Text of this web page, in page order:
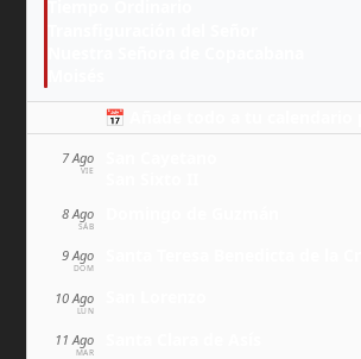
📅 Añade todo a tu calendario
7 Ago
VIE
8 Ago
SÁB
9 Ago
DOM
10 Ago
LUN
11 Ago
MAR